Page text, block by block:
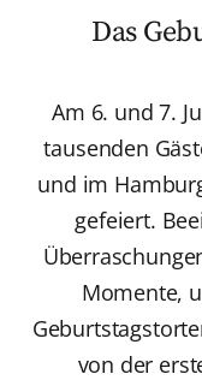
Das
Am 6. und 7.
tausenden
und im
gefeiert.
Momente,
von der